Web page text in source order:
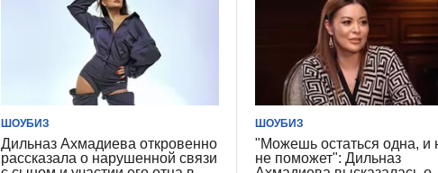
ШОУБИЗ
Дильназ Ахмадиева откровенно
рассказала о нарушенной связи
ШОУБИЗ
"Можешь остаться одна, и
не поможет": Дильназ